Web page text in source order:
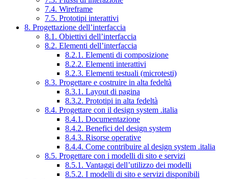
7.4. Wireframe
7.5. Prototipi interattivi
8. Progettazione dell’interfaccia
8.1. Obiettivi dell’interfaccia
8.2. Elementi dell’interfaccia
8.2.1. Elementi di composizione
8.2.2. Elementi interattivi
8.2.3. Elementi testuali (microtesti)
8.3. Progettare e costruire in alta fedeltà
8.3.1. Layout di pagina
8.3.2. Prototipi in alta fedeltà
8.4. Progettare con il design system .italia
8.4.1. Documentazione
8.4.2. Benefici del design system
8.4.3. Risorse operative
8.4.4. Come contribuire al design system .italia
8.5. Progettare con i modelli di sito e servizi
8.5.1. Vantaggi dell’utilizzo dei modelli
8.5.2. I modelli di sito e servizi disponibili